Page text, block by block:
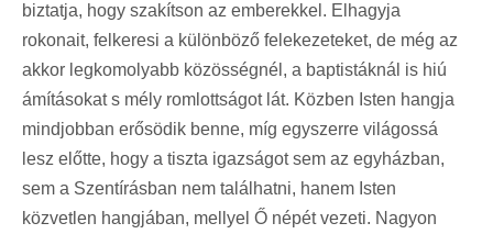
biztatja, hogy szakítson az emberekkel. Elhagyja
rokonait, felkeresi a különböző felekezeteket, de még az
akkor legkomolyabb közösségnél, a baptistáknál is hiú
ámításokat s mély romlottságot lát. Közben Isten hangja
mindjobban erősödik benne, míg egyszerre világossá
lesz előtte, hogy a tiszta igazságot sem az egyházban,
sem a Szentírásban nem találhatni, hanem Isten
közvetlen hangjában, mellyel Ő népét vezeti. Nagyon